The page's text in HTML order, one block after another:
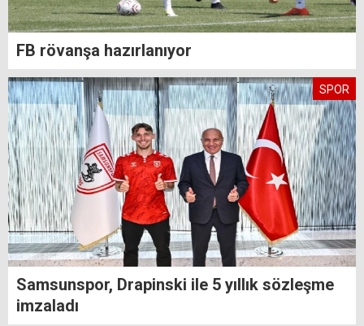
FB rövanşa hazırlanıyor
SPOR
Samsunspor, Drapinski ile 5 yıllık sözleşme
imzaladı